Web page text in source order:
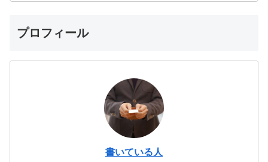
プロフィール
書いている人